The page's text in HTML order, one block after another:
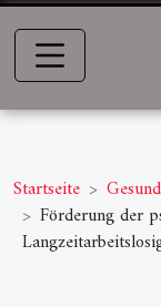
Startseite
Förderung der